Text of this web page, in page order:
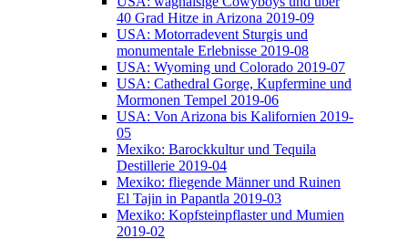
40 Grad Hitze in Arizona 2019-09
USA: Motorradevent Sturgis und
monumentale Erlebnisse 2019-08
USA: Wyoming und Colorado 2019-07
USA: Cathedral Gorge, Kupfermine und
Mormonen Tempel 2019-06
USA: Von Arizona bis Kalifornien 2019-
05
Mexiko: Barockkultur und Tequila
Destillerie 2019-04
Mexiko: fliegende Männer und Ruinen
El Tajin in Papantla 2019-03
Mexiko: Kopfsteinpflaster und Mumien
2019-02